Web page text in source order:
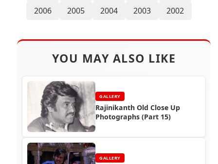
2006
2005 2004 2003 2002
YOU MAY ALSO LIKE
GALLERY
Rajinikanth Old Close Up
Photographs (Part 15)
GALLERY